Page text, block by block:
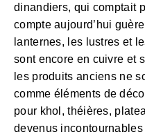
dinandiers, qui comptait
compte aujourd’hui
lanternes, les lustres et
sont encore en cuivre et
les produits anciens ne
comme éléments de
pour khol, théières,
devenus